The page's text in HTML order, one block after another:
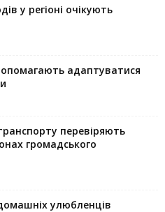
у регіоні очікують
адаптуватися
перевіряють
громадського
улюбленців